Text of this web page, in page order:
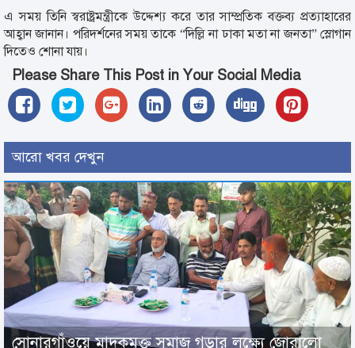
এ সময় তিনি স্বরাষ্ট্রমন্ত্রীকে উদ্দেশ্য করে তার সাম্প্রতিক বক্তব্য প্রত্যাহারের
আহ্বান জানান। পরিদর্শনের সময় তাকে “দিল্লি না ঢাকা মতা না জনতা” স্লোগান
দিতেও শোনা যায়।
Please Share This Post in Your Social Media
আরো খবর দেখুন
সোনারগাঁওয়ে মাদকমুক্ত সমাজ গড়ার লক্ষ্যে জোরালো